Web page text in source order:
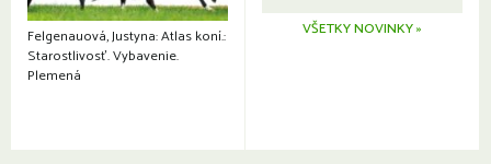
Felgenauová, Justyna: Atlas koní.:
Starostlivosť. Vybavenie.
Plemená
VŠETKY NOVINKY »